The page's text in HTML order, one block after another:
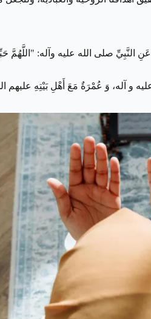
صلى الله عليه وآله: "اللَّهُمَّ
و آله، وَ عُمْرَةٌ مَعَ أَهْلِ بَيْتِهِ